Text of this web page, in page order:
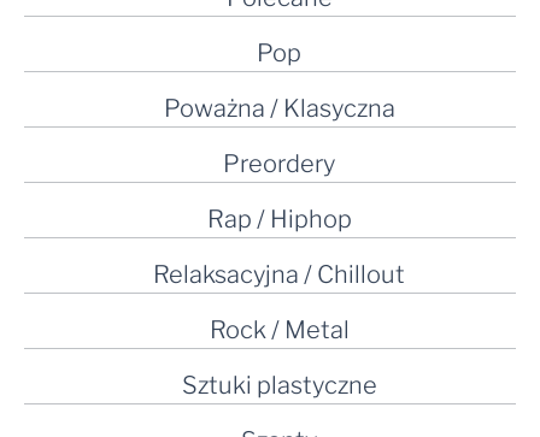
Pop
Poważna / Klasyczna
Preordery
Rap / Hiphop
Relaksacyjna / Chillout
Rock / Metal
Sztuki plastyczne